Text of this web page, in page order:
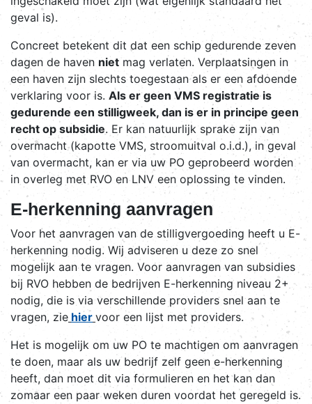
geval is).
Concreet betekent dit dat een schip gedurende zeven
dagen de haven niet mag verlaten. Verplaatsingen in
een haven zijn slechts toegestaan als er een afdoende
verklaring voor is. Als er geen VMS registratie is
gedurende een stilligweek, dan is er in principe geen
recht op subsidie. Er kan natuurlijk sprake zijn van
overmacht (kapotte VMS, stroomuitval o.i.d.), in geval
van overmacht, kan er via uw PO geprobeerd worden
in overleg met RVO en LNV een oplossing te vinden.
E-herkenning aanvragen
Voor het aanvragen van de stilligvergoeding heeft u E-
herkenning nodig. Wij adviseren u deze zo snel
mogelijk aan te vragen. Voor aanvragen van subsidies
bij RVO hebben de bedrijven E-herkenning niveau 2+
nodig, die is via verschillende providers snel aan te
vragen, zie hier voor een lijst met providers.
Het is mogelijk om uw PO te machtigen om aanvragen
te doen, maar als uw bedrijf zelf geen e-herkenning
heeft, dan moet dit via formulieren en het kan dan
zomaar een paar weken duren voordat het geregeld is.